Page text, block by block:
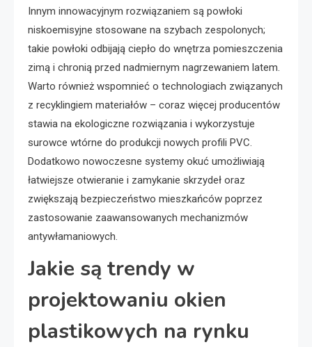
Innym innowacyjnym rozwiązaniem są powłoki
niskoemisyjne stosowane na szybach zespolonych;
takie powłoki odbijają ciepło do wnętrza pomieszczenia
zimą i chronią przed nadmiernym nagrzewaniem latem.
Warto również wspomnieć o technologiach związanych
z recyklingiem materiałów – coraz więcej producentów
stawia na ekologiczne rozwiązania i wykorzystuje
surowce wtórne do produkcji nowych profili PVC.
Dodatkowo nowoczesne systemy okuć umożliwiają
łatwiejsze otwieranie i zamykanie skrzydeł oraz
zwiększają bezpieczeństwo mieszkańców poprzez
zastosowanie zaawansowanych mechanizmów
antywłamaniowych.
Jakie są trendy w
projektowaniu okien
plastikowych na rynku